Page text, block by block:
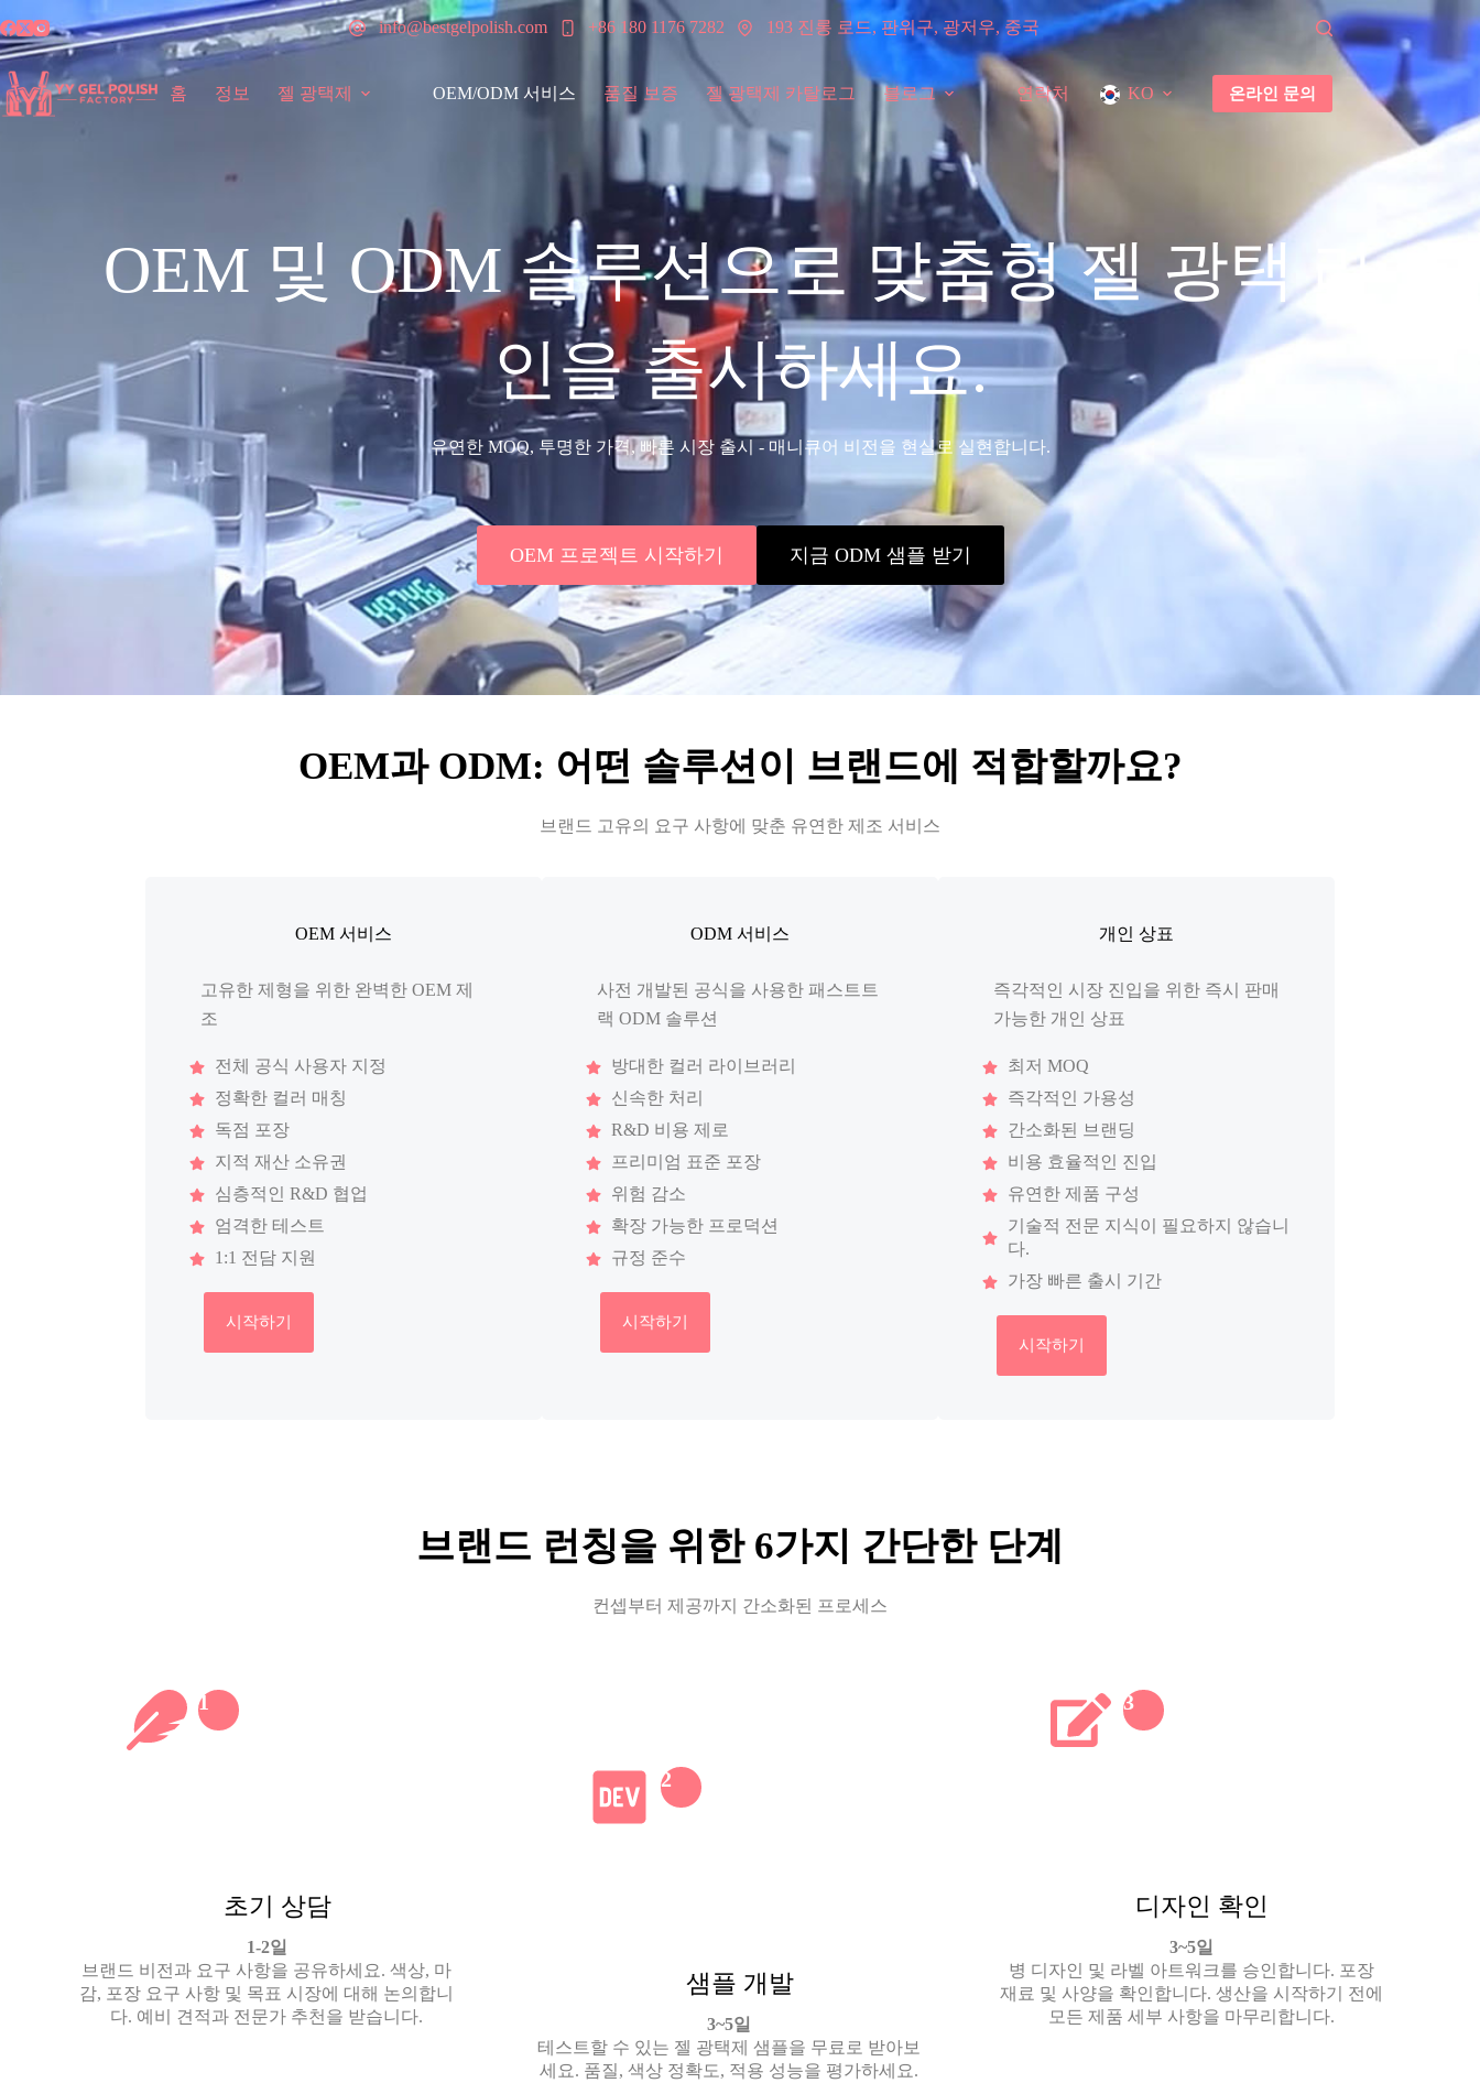
info@bestgelpolish.com +86 180 1176 7282 193 진롱 로드, 판위구, 광저우, 중국
홈 정보 젤 광택제 OEM/ODM 서비스 품질 보증 젤 광택제 카탈로그 블로그 연락처 KO 온라인 문의
OEM 및 ODM 솔루션으로 맞춤형 젤 광택 라
인을 출시하세요.
유연한 MOQ, 투명한 가격, 빠른 시장 출시 - 매니큐어 비전을 현실로 실현합니다.
OEM 프로젝트 시작하기 지금 ODM 샘플 받기
OEM과 ODM: 어떤 솔루션이 브랜드에 적합할까요?
브랜드 고유의 요구 사항에 맞춘 유연한 제조 서비스
OEM 서비스
고유한 제형을 위한 완벽한 OEM 제
조
전체 공식 사용자 지정
정확한 컬러 매칭
독점 포장
지적 재산 소유권
심층적인 R&D 협업
엄격한 테스트
1:1 전담 지원
시작하기
ODM 서비스
사전 개발된 공식을 사용한 패스트트
랙 ODM 솔루션
방대한 컬러 라이브러리
신속한 처리
R&D 비용 제로
프리미엄 표준 포장
위험 감소
확장 가능한 프로덕션
규정 준수
시작하기
개인 상표
즉각적인 시장 진입을 위한 즉시 판매
가능한 개인 상표
최저 MOQ
즉각적인 가용성
간소화된 브랜딩
비용 효율적인 진입
유연한 제품 구성
기술적 전문 지식이 필요하지 않습니
다.
가장 빠른 출시 기간
시작하기
브랜드 런칭을 위한 6가지 간단한 단계
컨셉부터 제공까지 간소화된 프로세스
1
초기 상담
1-2일
브랜드 비전과 요구 사항을 공유하세요. 색상, 마
감, 포장 요구 사항 및 목표 시장에 대해 논의합니
다. 예비 견적과 전문가 추천을 받습니다.
2
샘플 개발
3~5일
테스트할 수 있는 젤 광택제 샘플을 무료로 받아보
세요. 품질, 색상 정확도, 적용 성능을 평가하세요.
3
디자인 확인
3~5일
병 디자인 및 라벨 아트워크를 승인합니다. 포장
재료 및 사양을 확인합니다. 생산을 시작하기 전에
모든 제품 세부 사항을 마무리합니다.